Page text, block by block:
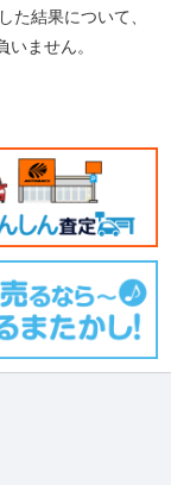
結果について、
ません。